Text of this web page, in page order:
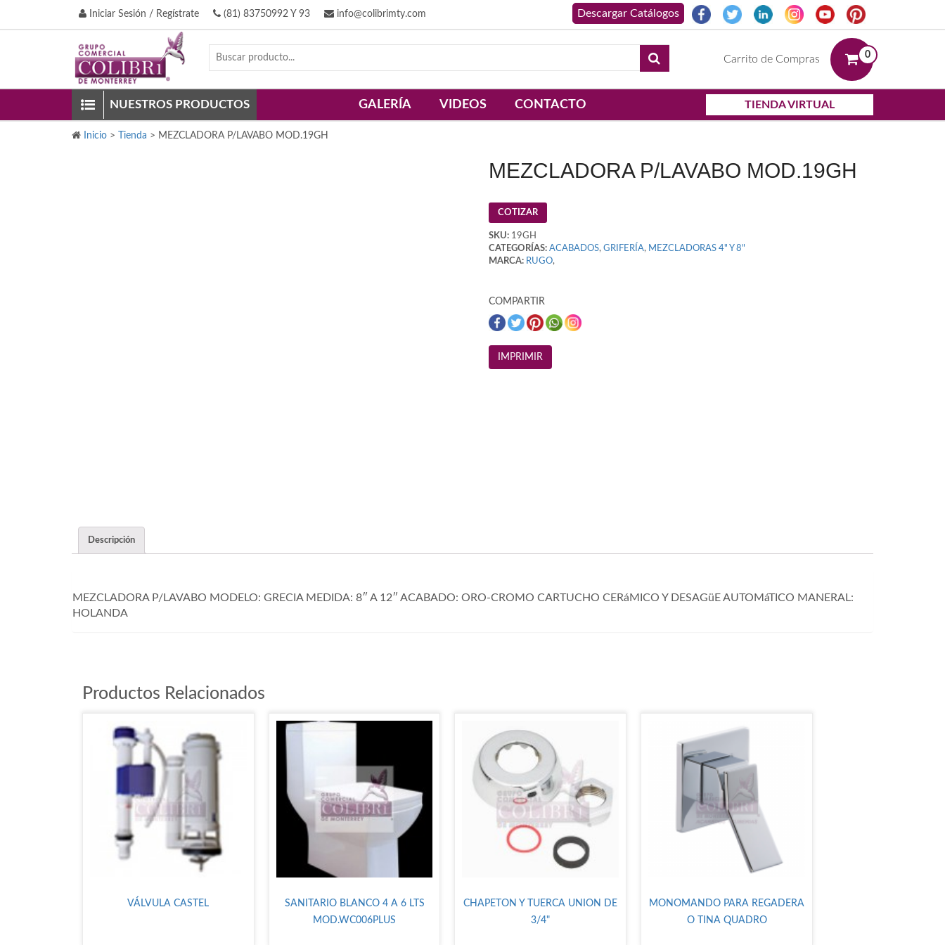
Iniciar Sesión / Regístrate (81) 83750992 Y 93 info@colibrimty.com
Carrito de Compras 0
NUESTROS PRODUCTOS GALERÍA VIDEOS CONTACTO TIENDA VIRTUAL
Inicio > Tienda > MEZCLADORA P/LAVABO MOD.19GH
MEZCLADORA P/LAVABO MOD.19GH
COTIZAR
SKU:19GH
CATEGORÍAS: ACABADOS, GRIFERÍA, MEZCLADORAS 4" Y 8"
MARCA: RUGO,
COMPARTIR
Descripción
MEZCLADORA P/LAVABO MODELO: GRECIA MEDIDA: 8″ A 12″ ACABADO: ORO-CROMO CARTUCHO CERáMICO Y DESAGüE AUTOMáTICO MANERAL:
HOLANDA
Productos Relacionados
VÁLVULA CASTEL
SANITARIO BLANCO 4 A 6 LTS
MOD.WC006PLUS
CHAPETON Y TUERCA UNION DE
3/4"
MONOMANDO PARA REGADERA
O TINA QUADRO